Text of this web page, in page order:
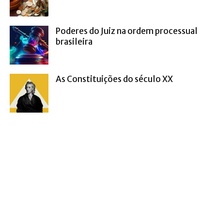
Poderes do Juiz na ordem processual
brasileira
As Constituições do século XX